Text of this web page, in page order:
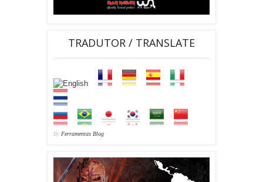
TRADUTOR / TRANSLATE
By Ferramentas Blog